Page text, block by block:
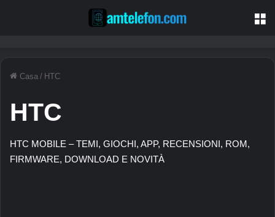
Casa / HTC
HTC
HTC MOBILE – TEMI, GIOCHI, APP, RECENSIONI, ROM,
FIRMWARE, DOWNLOAD E NOVITÀ